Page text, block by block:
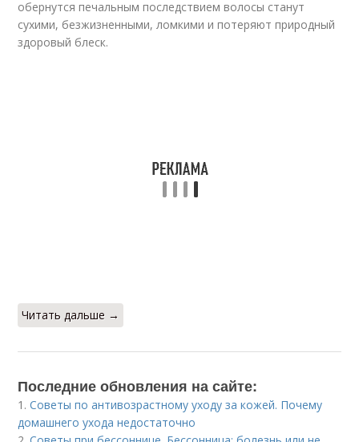
обернутся печальным последствием волосы станут
сухими, безжизненными, ломкими и потеряют природный
здоровый блеск.
Читать дальше →
Последние обновления на сайте:
1.Советы по антивозрастному уходу за кожей. Почему
домашнего ухода недостаточно